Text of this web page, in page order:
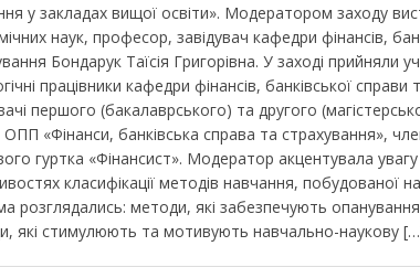
у закладах вищої освіти». Модератором заходу
наук, професор, завідувач кафедри фінансів,
Бондарук Таїсія Григорівна. У заході прийняли
працівники кафедри фінансів, банківської справи
першого (бакалаврського) та другого
ОПП «Фінанси, банківська справа та страхування»,
гуртка «Фінансист». Модератор акцентувала увагу
класифікації методів навчання, побудованої на
розглядались: методи, які забезпечують
які стимулюють та мотивують навчально-наукову